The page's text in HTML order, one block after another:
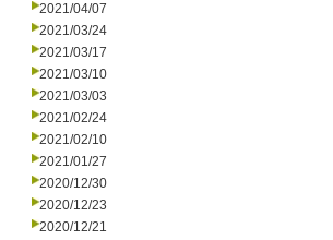
2021/04/07
2021/03/24
2021/03/17
2021/03/10
2021/03/03
2021/02/24
2021/02/10
2021/01/27
2020/12/30
2020/12/23
2020/12/21